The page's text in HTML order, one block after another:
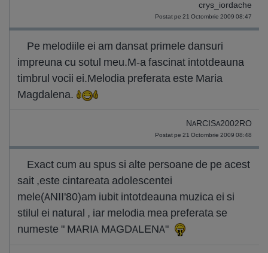
crys_iordache
Postat pe 21 Octombrie 2009 08:47
Pe melodiile ei am dansat primele dansuri
impreuna cu sotul meu.M-a fascinat intotdeauna
timbrul vocii ei.Melodia preferata este Maria
Magdalena.
NARCISA2002RO
Postat pe 21 Octombrie 2009 08:48
Exact cum au spus si alte persoane de pe acest
sait ,este cintareata adolescentei
mele(ANII'80)am iubit intotdeauna muzica ei si
stilul ei natural , iar melodia mea preferata se
numeste " MARIA MAGDALENA"